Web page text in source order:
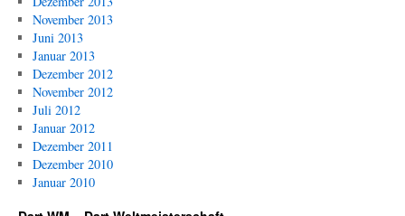
November 2013
Juni 2013
Januar 2013
Dezember 2012
November 2012
Juli 2012
Januar 2012
Dezember 2011
Dezember 2010
Januar 2010